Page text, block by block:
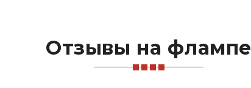
Отзывы на флампе